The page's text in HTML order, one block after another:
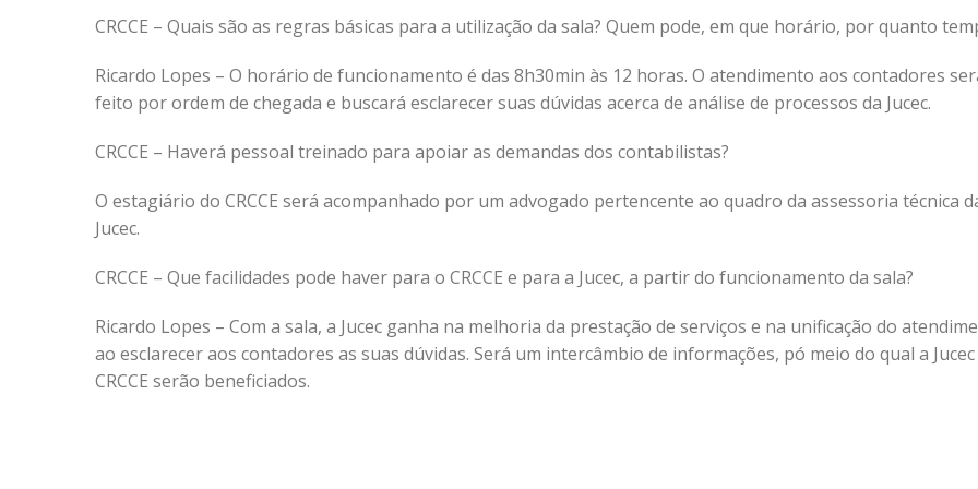
CRCCE – Quais são as regras básicas para a utilização da sala? Quem pode, em que horário, por quanto
Ricardo Lopes – O horário de funcionamento é das 8h30min às 12 horas. O atendimento aos contadores
feito por ordem de chegada e buscará esclarecer suas dúvidas acerca de análise de processos da Jucec.
CRCCE – Haverá pessoal treinado para apoiar as demandas dos contabilistas?
O estagiário do CRCCE será acompanhado por um advogado pertencente ao quadro da assessoria técnica
Jucec.
CRCCE – Que facilidades pode haver para o CRCCE e para a Jucec, a partir do funcionamento da sala?
Ricardo Lopes – Com a sala, a Jucec ganha na melhoria da prestação de serviços e na unificação do
ao esclarecer aos contadores as suas dúvidas. Será um intercâmbio de informações, pó meio do qual a Jucec
CRCCE serão beneficiados.